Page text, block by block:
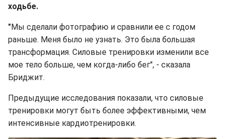
ходьбе.
" Мы сделали фотографию и сравнили ее с годом
раньше. Меня было не узнать. Это была большая
трансформация. Силовые тренировки изменили все
мое тело больше, чем когда-либо бег", - сказала
Бриджит.
Предыдущие исследования показали, что силовые
тренировки могут быть более эффективными, чем
интенсивные кардиотренировки.